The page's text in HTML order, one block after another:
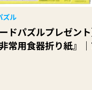
ズル
ードパズルプレゼン
常用食器折り紙』